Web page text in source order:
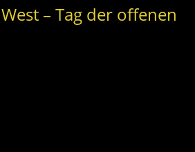
– Tag der offenen